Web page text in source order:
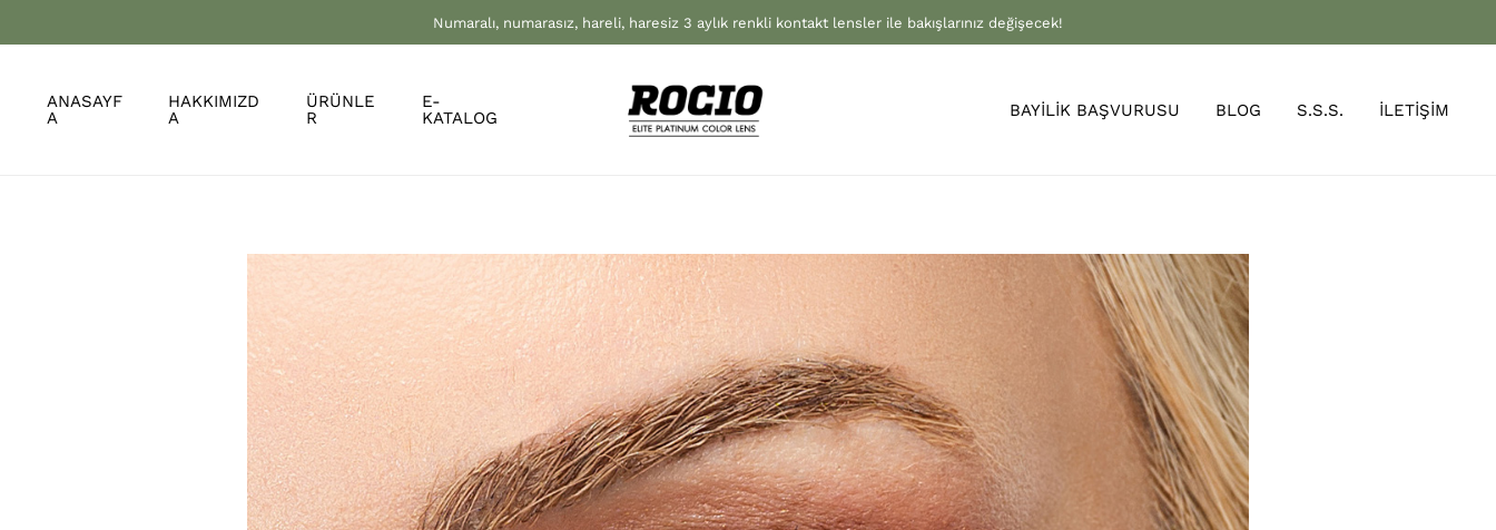
Numaralı, numarasız, hareli, haresiz 3 aylık renkli kontakt lensler ile bakışlarınız değişecek!
ANASAYF
A
HAKKIMIZD
A
ÜRÜNLE
R
E-
KATALOG
BAYİLİK BAŞVURUSU BLOG S.S.S. İLETİŞİM